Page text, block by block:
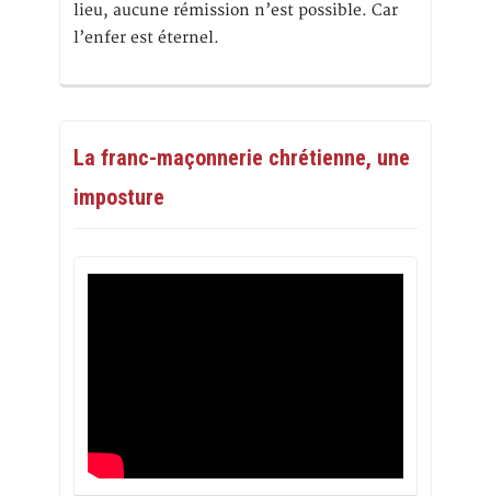
lieu, aucune rémission n’est possible. Car
l’enfer est éternel.
La franc-maçonnerie chrétienne, une
imposture